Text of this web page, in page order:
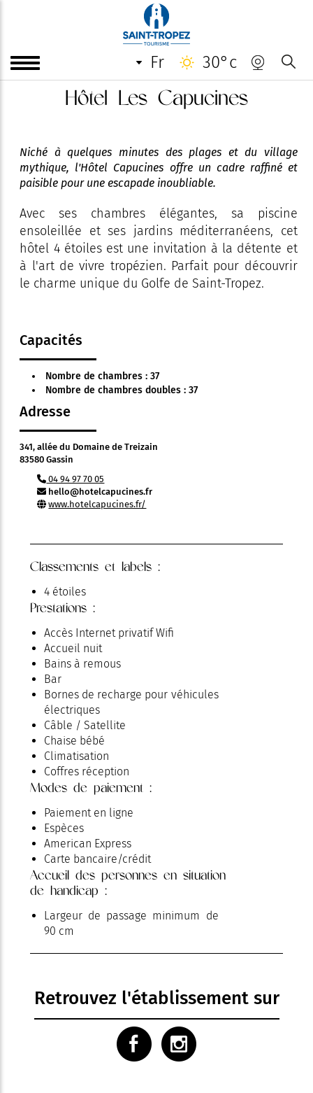
fr 30°c
Hôtel Les Capucines
Niché à quelques minutes des plages et du village
mythique, l'Hôtel Capucines offre un cadre raffiné et
paisible pour une escapade inoubliable.
Avec ses chambres élégantes, sa piscine
ensoleillée et ses jardins méditerranéens, cet
hôtel 4 étoiles est une invitation à la détente et
à l'art de vivre tropézien. Parfait pour découvrir
le charme unique du Golfe de Saint-Tropez.
Capacités
Nombre de chambres : 37
Nombre de chambres doubles : 37
Adresse
341, allée du Domaine de Treizain
83580 Gassin
04 94 97 70 05
hello@hotelcapucines.fr
www.hotelcapucines.fr/
Classements et labels :
4 étoiles
Prestations :
Accès Internet privatif Wifi
Accueil nuit
Bains à remous
Bar
Bornes de recharge pour véhicules
électriques
Câble / Satellite
Chaise bébé
Climatisation
Coffres réception
Jardin
Matériel Bébé
Matériel de repassage
Mini-bar
Parc
Parking
Parking privé
Piscine
Piscine chauffée
Solarium
Modes de paiement :
Paiement en ligne
Espèces
American Express
Carte bancaire/crédit
Accueil des personnes en situation
de handicap :
Largeur de passage minimum de
90 cm
Retrouvez l'établissement sur